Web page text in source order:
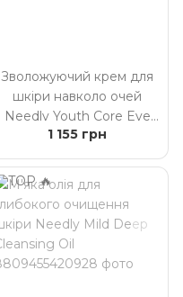
Зволожуючий крем для
шкіри навколо очей
Needly Youth Core Eye
Cream з комплексом Tan
Tan Complex™
1 155 грн